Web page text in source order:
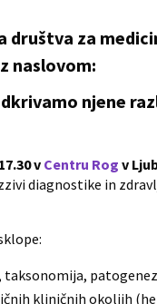
društva za
z naslovom:
njene
v Centru Rog v
diagnostike in
kliničnih okoljih